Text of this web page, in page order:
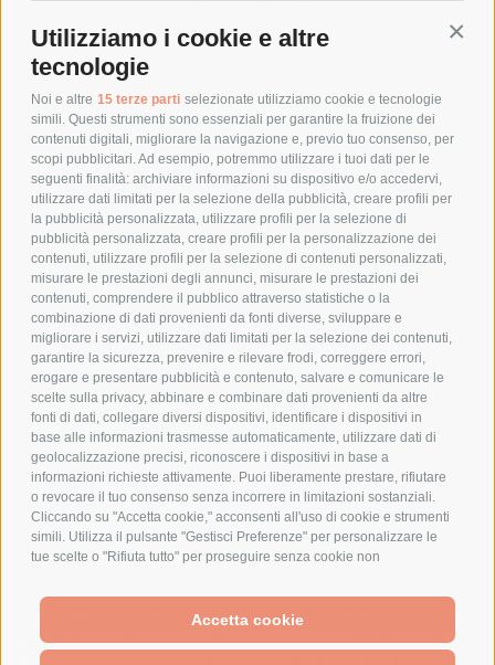
Utilizziamo i cookie e altre
tecnologie
Noi e altre 15 terze parti selezionate utilizziamo cookie e tecnologie
simili. Questi strumenti sono essenziali per garantire la fruizione dei
contenuti digitali, migliorare la navigazione e, previo tuo consenso, per
scopi pubblicitari. Ad esempio, potremmo utilizzare i tuoi dati per le
seguenti finalità: archiviare informazioni su dispositivo e/o accedervi,
utilizzare dati limitati per la selezione della pubblicità, creare profili per
la pubblicità personalizzata, utilizzare profili per la selezione di
pubblicità personalizzata, creare profili per la personalizzazione dei
contenuti, utilizzare profili per la selezione di contenuti personalizzati,
misurare le prestazioni degli annunci, misurare le prestazioni dei
contenuti, comprendere il pubblico attraverso statistiche o la
combinazione di dati provenienti da fonti diverse, sviluppare e
migliorare i servizi, utilizzare dati limitati per la selezione dei contenuti,
garantire la sicurezza, prevenire e rilevare frodi, correggere errori,
erogare e presentare pubblicità e contenuto, salvare e comunicare le
scelte sulla privacy, abbinare e combinare dati provenienti da altre
fonti di dati, collegare diversi dispositivi, identificare i dispositivi in
base alle informazioni trasmesse automaticamente, utilizzare dati di
geolocalizzazione precisi, riconoscere i dispositivi in base a
informazioni richieste attivamente. Puoi liberamente prestare, rifiutare
o revocare il tuo consenso senza incorrere in limitazioni sostanziali.
Cliccando su "Accetta cookie," acconsenti all'uso di cookie e strumenti
simili. Utilizza il pulsante "Gestisci Preferenze" per personalizzare le
tue scelte o "Rifiuta tutto" per proseguire senza cookie non
momento cliccando sul link "Preferenze Cookie" in fondo alla pagina o
sull'icona dello scudo in basso a sinistra. Le tue preferenze si
applicheranno al solo dispositivo in uso.
Accetta cookie
POLICY
PRIVACY POLICY
COOKIE POLICY
PAGAMENTI SICURI
AZIENDA
CHI SIAMO
MARCHI TRATTATI
CONDOMINI
Bonifico
Bancario
SPESA ELETTRICA SOCIETA CONSORTILE A RESPONSABILITA LIMITATA - VIALE
MILANOFIORI, STRADA 4 - PALAZZO A5 20057, ASSAGO MILANO - PARTITA IVA
We use cookies (and other similar technologies) to collect data
to improve your shopping experience.
By using our website,